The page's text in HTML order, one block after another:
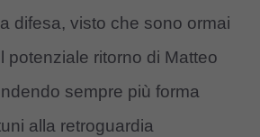
difesa, visto che sono ormai
potenziale ritorno di Matteo
sempre più forma
alla retroguardia